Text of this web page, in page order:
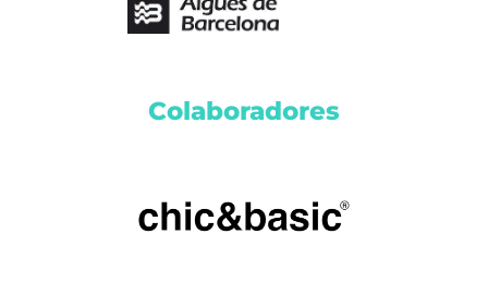
Colaboradores